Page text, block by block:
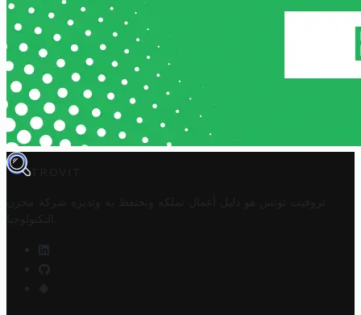
TROVIT
تروفيت تونس هو دليل أعمال تملكه وتحتفظ به وتديره
شركة مخزن
التكنولوجيا